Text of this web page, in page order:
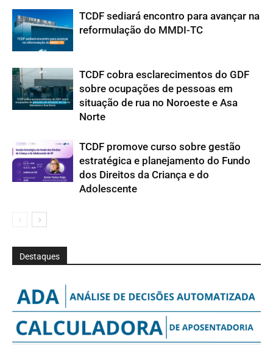
TCDF sediará encontro para avançar na
reformulação do MMDI-TC
TCDF cobra esclarecimentos do GDF
sobre ocupações de pessoas em
situação de rua no Noroeste e Asa
Norte
TCDF promove curso sobre gestão
estratégica e planejamento do Fundo
dos Direitos da Criança e do
Adolescente
Destaques